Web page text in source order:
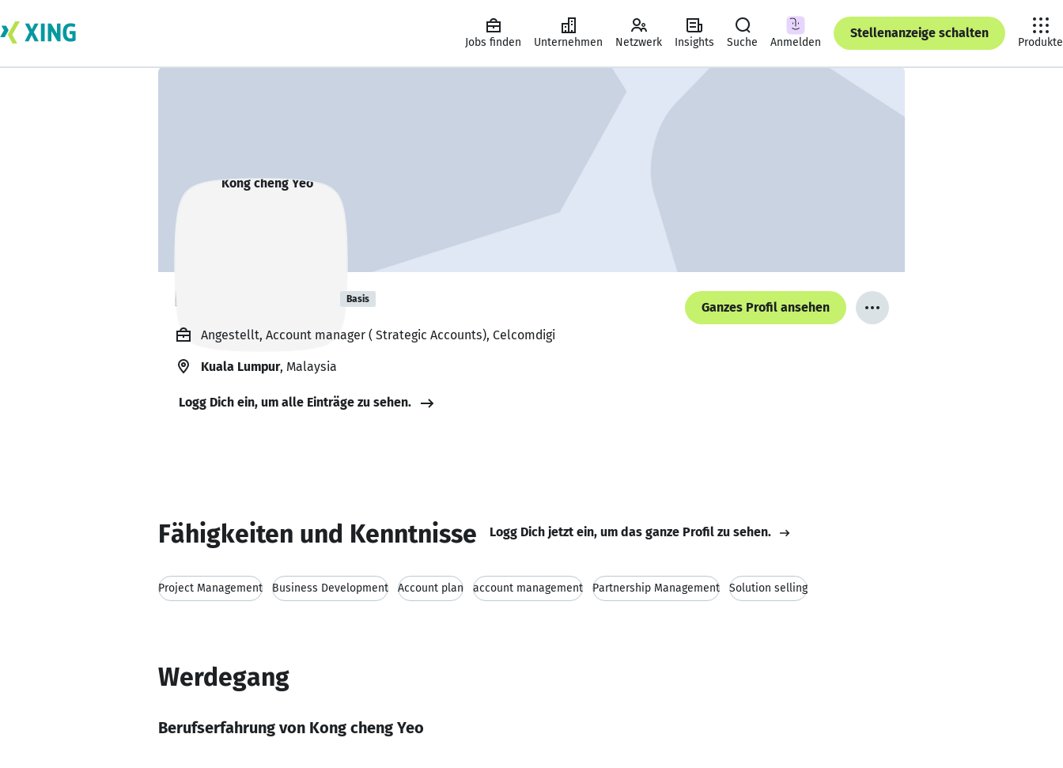
Jobs finden Unternehmen Netzwerk Insights Suche Anmelden
Stellenanzeige schalten
Produkte
Kong cheng Yeo Basis
Ganzes Profil ansehen
Angestellt, Account manager ( Strategic Accounts), Celcomdigi
Kuala Lumpur, Malaysia
Logg Dich ein, um alle Einträge zu sehen.
Fähigkeiten und Kenntnisse Logg Dich jetzt ein, um das ganze Profil zu sehen.
Project Management Business Development Account plan account management Partnership Management Solution selling
Werdegang
Berufserfahrung von Kong cheng Yeo